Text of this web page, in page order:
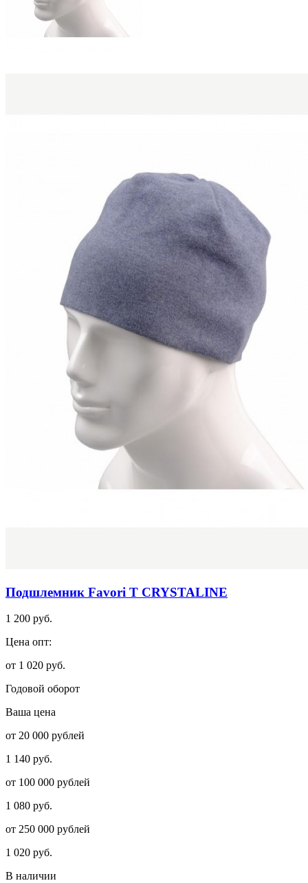
Подшлемник Favori T CRYSTALINE
1 200 руб.
Цена опт:
от 1 020 руб.
Годовой оборот
Ваша цена
от 20 000 рублей
1 140 руб.
от 100 000 рублей
1 080 руб.
от 250 000 рублей
1 020 руб.
В наличии